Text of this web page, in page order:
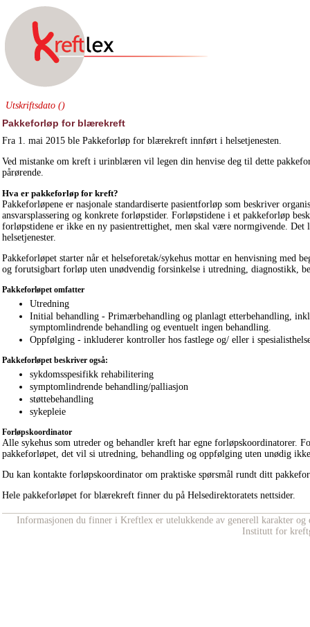
Utskriftsdato ()
Pakkeforløp for blærekreft
Fra 1. mai 2015 ble Pakkeforløp for blærekreft innført i helsetjenesten.
Ved mistanke om kreft i urinblæren vil legen din henvise deg til dette
pårørende.
Hva er pakkeforløp for kreft?
Pakkeforløpene er nasjonale standardiserte pasientforløp som beskriver
ansvarsplassering og konkrete forløpstider. Forløpstidene i et pakkeforløp
forløpstidene er ikke en ny pasientrettighet, men skal være normgivende.
helsetjenester.
Pakkeforløpet starter når et helseforetak/sykehus mottar en henvisning med
og forutsigbart forløp uten unødvendig forsinkelse i utredning, diagnostikk,
Pakkeforløpet omfatter
Utredning
Initial behandling - Primærbehandling og planlagt etterbehandling,
symptomlindrende behandling og eventuelt ingen behandling.
Oppfølging - inkluderer kontroller hos fastlege og/ eller i
Pakkeforløpet beskriver også:
sykdomsspesifikk rehabilitering
symptomlindrende behandling/palliasjon
støttebehandling
sykepleie
Forløpskoordinator
Alle sykehus som utreder og behandler kreft har egne forløpskoordinatorer.
pakkeforløpet, det vil si utredning, behandling og oppfølging uten unødig
Du kan kontakte forløpskoordinator om praktiske spørsmål rundt ditt
Hele pakkeforløpet for blærekreft finner du på Helsedirektoratets nettsider.
Informasjonen du finner i Kreftlex er utelukkende av generell karakter og
Institutt for